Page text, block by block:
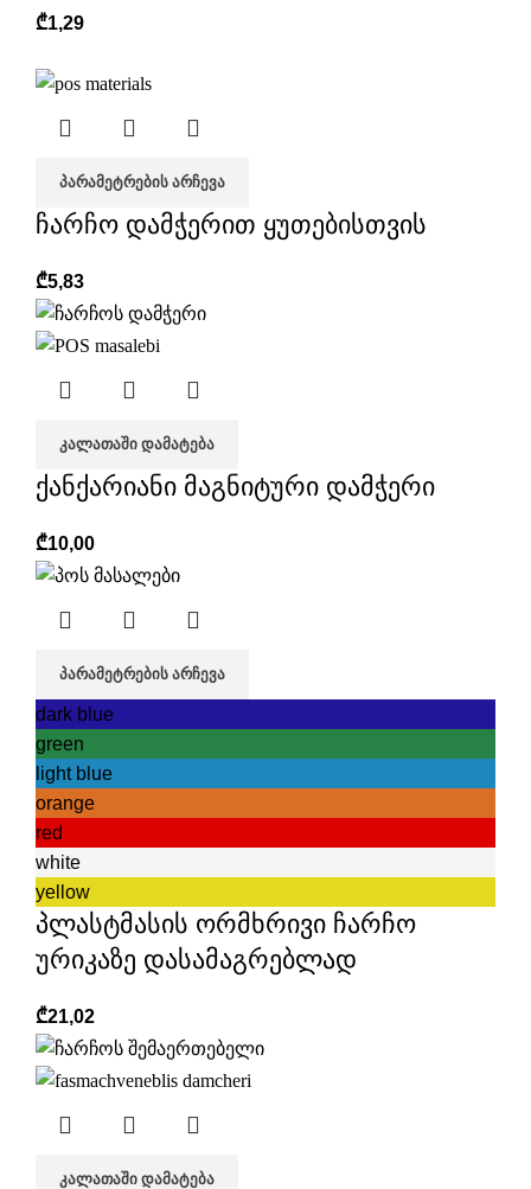
₾1,29
ᲞᲐᲠᲐᲛᲔᲢᲠᲔᲑᲘᲡ ᲐᲠᲩᲔᲕᲐ
ჩარჩო დამჭერით ყუთებისთვის
₾5,83
ᲙᲐᲚᲐᲗᲐᲨᲘ ᲓᲐᲛᲐᲢᲔᲑᲐ
ქანქარიანი მაგნიტური დამჭერი
₾10,00
ᲞᲐᲠᲐᲛᲔᲢᲠᲔᲑᲘᲡ ᲐᲠᲩᲔᲕᲐ
dark blue
green
light blue
orange
red
white
yellow
პლასტმასის ორმხრივი ჩარჩო
ურიკაზე დასამაგრებლად
₾21,02
ᲙᲐᲚᲐᲗᲐᲨᲘ ᲓᲐᲛᲐᲢᲔᲑᲐ